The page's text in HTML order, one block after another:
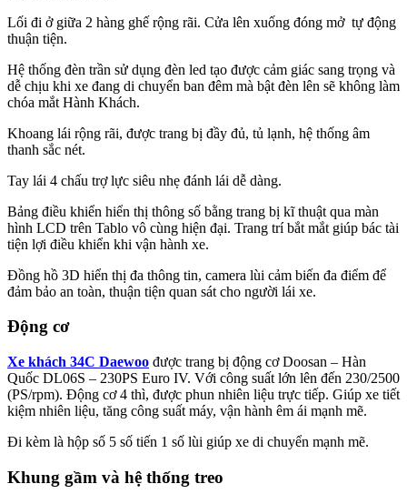
Lối đi ở giữa 2 hàng ghế rộng rãi. Cửa lên xuống đóng mở tự động
thuận tiện.
Hệ thống đèn trần sử dụng đèn led tạo được cảm giác sang trọng và
dễ chịu khi xe đang di chuyển ban đêm mà bật đèn lên sẽ không làm
chóa mắt Hành Khách.
Khoang lái rộng rãi, được trang bị đầy đủ, tủ lạnh, hệ thống âm
thanh sắc nét.
Tay lái 4 chấu trợ lực siêu nhẹ đánh lái dễ dàng.
Bảng điều khiển hiển thị thông số bằng trang bị kĩ thuật qua màn
hình LCD trên Tablo vô cùng hiện đại. Trang trí bắt mắt giúp bác tài
tiện lợi điều khiển khi vận hành xe.
Đồng hồ 3D hiển thị đa thông tin, camera lùi cảm biến đa điểm để
đảm bảo an toàn, thuận tiện quan sát cho người lái xe.
Động cơ
Xe khách 34C Daewoo được trang bị động cơ Doosan – Hàn
Quốc DL06S – 230PS Euro IV. Với công suất lớn lên đến 230/2500
(PS/rpm). Động cơ 4 thì, được phun nhiên liệu trực tiếp. Giúp xe tiết
kiệm nhiên liệu, tăng công suất máy, vận hành êm ái mạnh mẽ.
Đi kèm là hộp số 5 số tiến 1 số lùi giúp xe di chuyển mạnh mẽ.
Khung gầm và hệ thống treo